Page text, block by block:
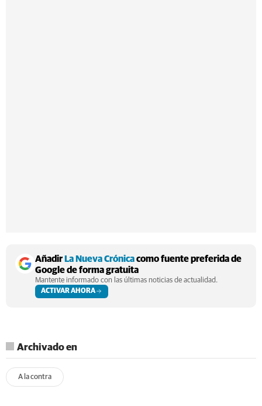
AñadirLa Nueva Crónicacomo fuente preferida de
Google de forma gratuita
Mantente informado con las últimas noticias de actualidad.
ACTIVAR AHORA
Archivado en
A la contra